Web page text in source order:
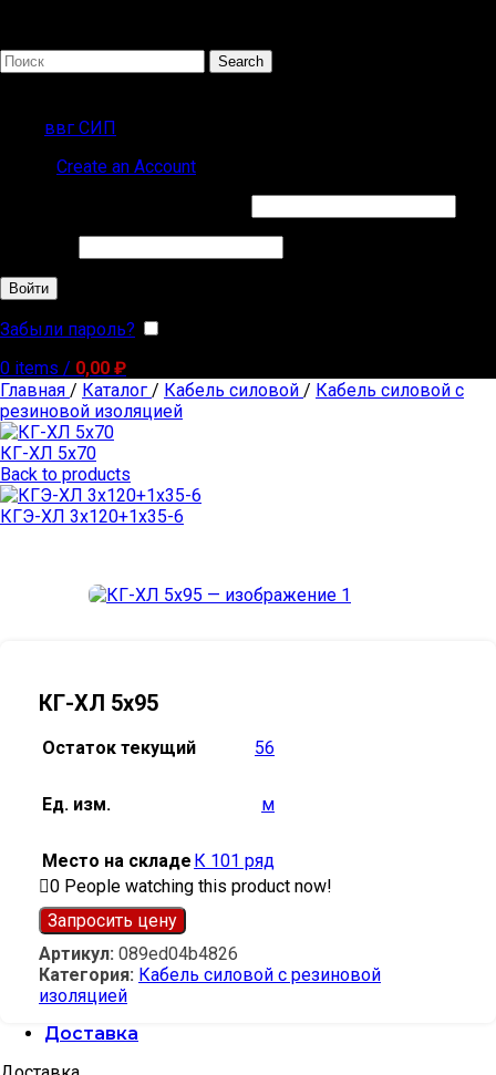
Search
ввг СИП
Create an Account
Войти
Забыли пароль?
0 items / 0,00 ₽
Главная / Каталог / Кабель силовой / Кабель силовой с
резиновой изоляцией
КГ-ХЛ 5х70
Back to products
КГЭ-ХЛ 3х120+1х35-6
КГ-ХЛ 5х95
Остаток текущий 56
Ед. изм. м
Место на складе К 101 ряд
0 People watching this product now!
Запросить цену
Артикул: 089ed04b4826
Категория: Кабель силовой с резиновой
изоляцией
Доставка